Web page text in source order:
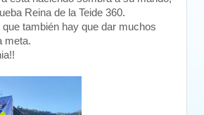
Reina de la Teide 360.
también hay que dar muchos
meta.